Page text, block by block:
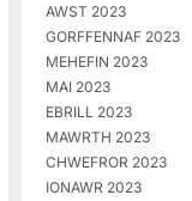
AWST 2023
GORFFENNAF 2023
MEHEFIN 2023
MAI 2023
EBRILL 2023
MAWRTH 2023
CHWEFROR 2023
IONAWR 2023